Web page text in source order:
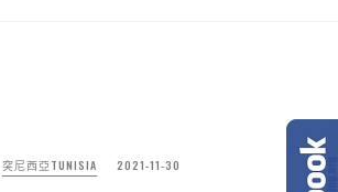
突尼西亞TUNISIA 2021-11-30